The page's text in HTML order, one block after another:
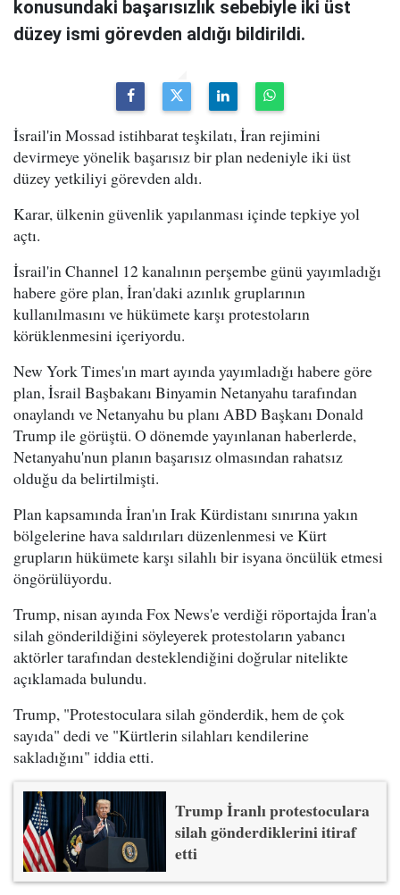
konusundaki başarısızlık sebebiyle iki üst
düzey ismi görevden aldığı bildirildi.
İsrail'in Mossad istihbarat teşkilatı, İran rejimini
devirmeye yönelik başarısız bir plan nedeniyle iki üst
düzey yetkiliyi görevden aldı.
Karar, ülkenin güvenlik yapılanması içinde tepkiye yol
açtı.
İsrail'in Channel 12 kanalının perşembe günü yayımladığı
habere göre plan, İran'daki azınlık gruplarının
kullanılmasını ve hükümete karşı protestoların
körüklenmesini içeriyordu.
New York Times'ın mart ayında yayımladığı habere göre
plan, İsrail Başbakanı Binyamin Netanyahu tarafından
onaylandı ve Netanyahu bu planı ABD Başkanı Donald
Trump ile görüştü. O dönemde yayınlanan haberlerde,
Netanyahu'nun planın başarısız olmasından rahatsız
olduğu da belirtilmişti.
Plan kapsamında İran'ın Irak Kürdistanı sınırına yakın
bölgelerine hava saldırıları düzenlenmesi ve Kürt
grupların hükümete karşı silahlı bir isyana öncülük etmesi
öngörülüyordu.
Trump, nisan ayında Fox News'e verdiği röportajda İran'a
silah gönderildiğini söyleyerek protestoların yabancı
aktörler tarafından desteklendiğini doğrular nitelikte
açıklamada bulundu.
Trump, "Protestoculara silah gönderdik, hem de çok
sayıda" dedi ve "Kürtlerin silahları kendilerine
sakladığını" iddia etti.
Trump İranlı protestoculara
silah gönderdiklerini itiraf
etti